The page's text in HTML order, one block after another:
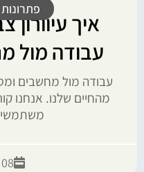
איך
עבודה מול
עבודה מול מחשבים
מהחיים שלנו. אנחנו
08 יולי, 2026